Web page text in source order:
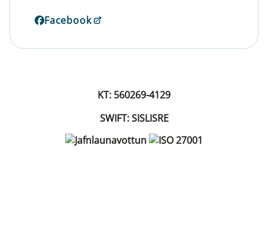
Facebook
KT: 560269-4129
SWIFT: SISLISRE